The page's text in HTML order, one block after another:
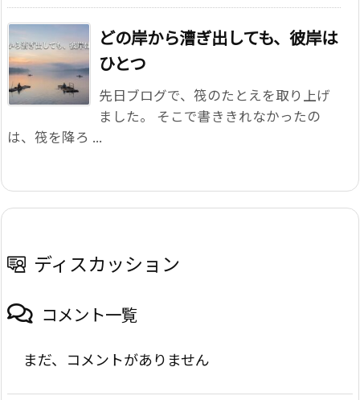
どの岸から漕ぎ出しても、彼岸は
ひとつ
先日ブログで、筏のたとえを取り上げ
ました。 そこで書ききれなかったの
は、筏を降ろ ...
ディスカッション
コメント一覧
まだ、コメントがありません